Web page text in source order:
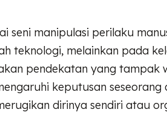
seni manipulasi perilaku
teknologi, melainkan pada
pendekatan yang tampak
keputusan seseorang
dirinya sendiri atau